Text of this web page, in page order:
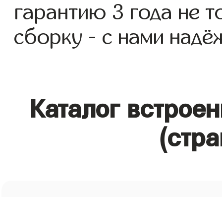
гарантию 3 года не
сборку - с нами
Каталог